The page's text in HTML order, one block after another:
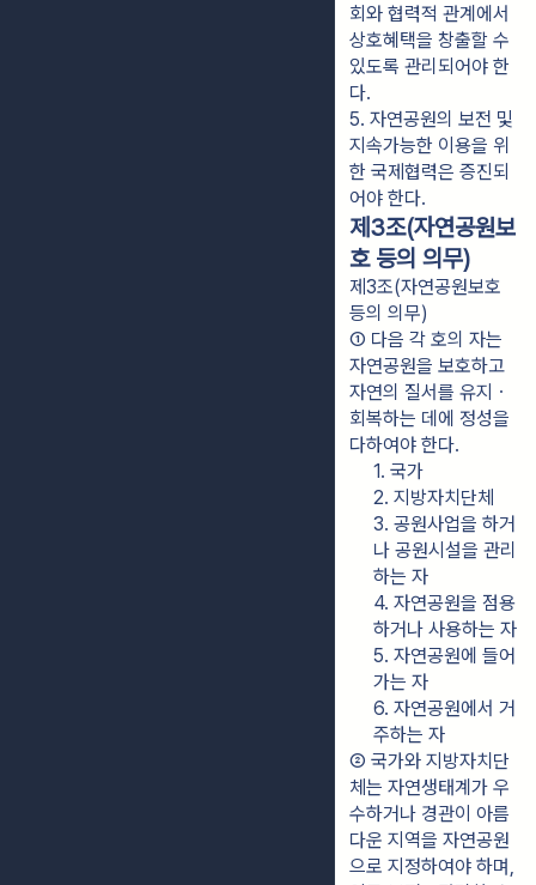
회와 협력적 관계에서
상호혜택을 창출할 수
있도록 관리되어야 한
다.
5. 자연공원의 보전 및
지속가능한 이용을 위
한 국제협력은 증진되
어야 한다.
제3조(자연공원보
호 등의 의무)
제3조(자연공원보호
등의 의무)
① 다음 각 호의 자는
자연공원을 보호하고
자연의 질서를 유지ㆍ
회복하는 데에 정성을
다하여야 한다.
1. 국가
2. 지방자치단체
3. 공원사업을 하거
나 공원시설을 관리
하는 자
4. 자연공원을 점용
하거나 사용하는 자
5. 자연공원에 들어
가는 자
6. 자연공원에서 거
주하는 자
② 국가와 지방자치단
체는 자연생태계가 우
수하거나 경관이 아름
다운 지역을 자연공원
으로 지정하여야 하며,